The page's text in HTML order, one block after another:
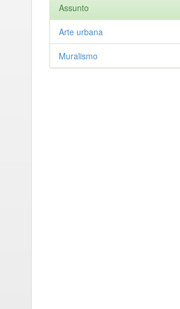
Assunto
Arte urbana
Muralismo